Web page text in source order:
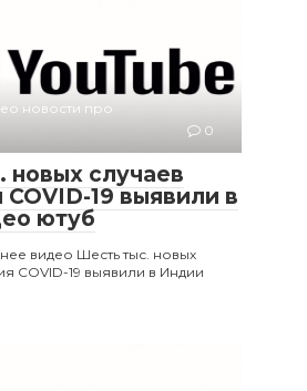
новости про
0
новых случаев
19 выявили в
ютуб
видео Шесть тыс. новых
COVID-19 выявили в Индии